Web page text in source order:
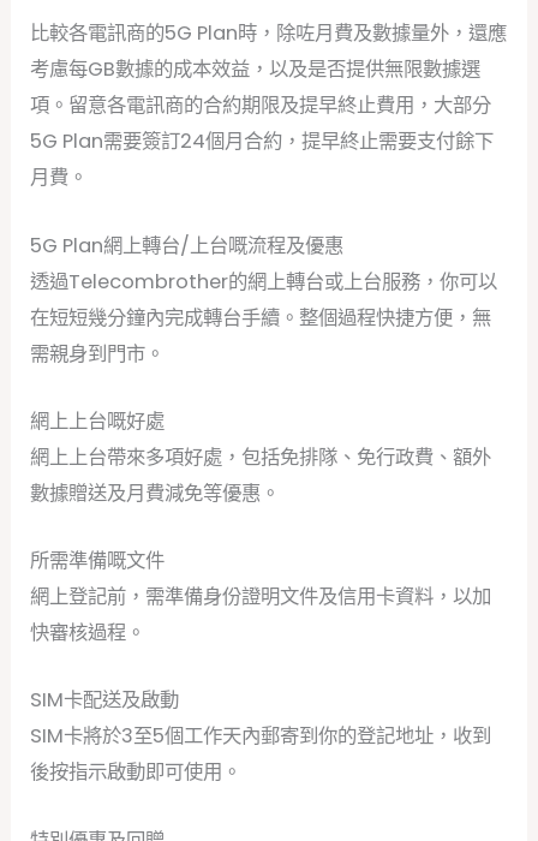
比較各電訊商的5G Plan時，除咗月費及數據量外，還應
考慮每GB數據的成本效益，以及是否提供無限數據選
項。留意各電訊商的合約期限及提早終止費用，大部分
5G Plan需要簽訂24個月合約，提早終止需要支付餘下
月費。
5G Plan網上轉台/上台嘅流程及優惠
透過Telecombrother的網上轉台或上台服務，你可以
在短短幾分鐘內完成轉台手續。整個過程快捷方便，無
需親身到門市。
網上上台嘅好處
網上上台帶來多項好處，包括免排隊、免行政費、額外
數據贈送及月費減免等優惠。
所需準備嘅文件
網上登記前，需準備身份證明文件及信用卡資料，以加
快審核過程。
SIM卡配送及啟動
SIM卡將於3至5個工作天內郵寄到你的登記地址，收到
後按指示啟動即可使用。